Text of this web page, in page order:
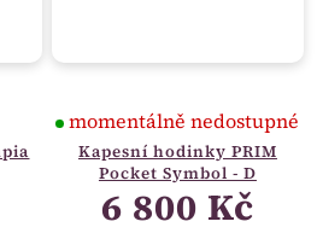
Kapesní hodinky PRIM
Pocket Symbol - D
momentálně nedostupné
6 800 Kč